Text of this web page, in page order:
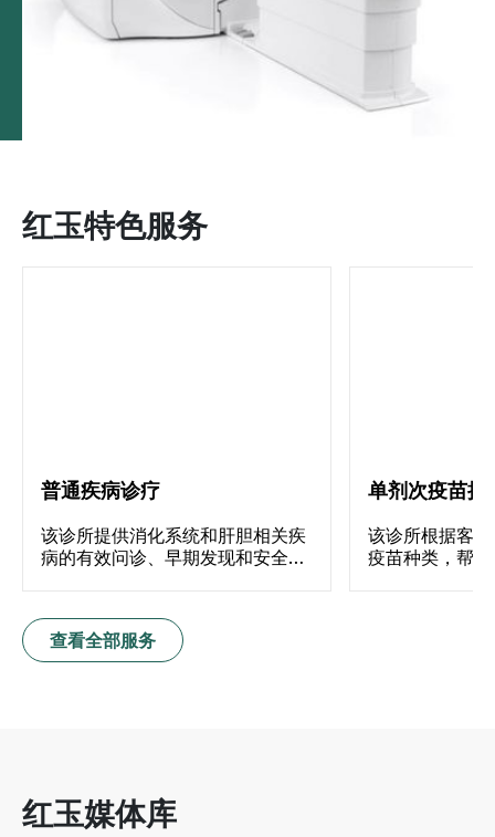
红玉特色服务
普通疾病诊疗
该诊所提供消化系统和肝胆相关疾
病的有效问诊、早期发现和安全治
化、胆结石等
单剂次疫苗接
该诊所根据客
疫苗种类，帮
查看全部服务
红玉媒体库